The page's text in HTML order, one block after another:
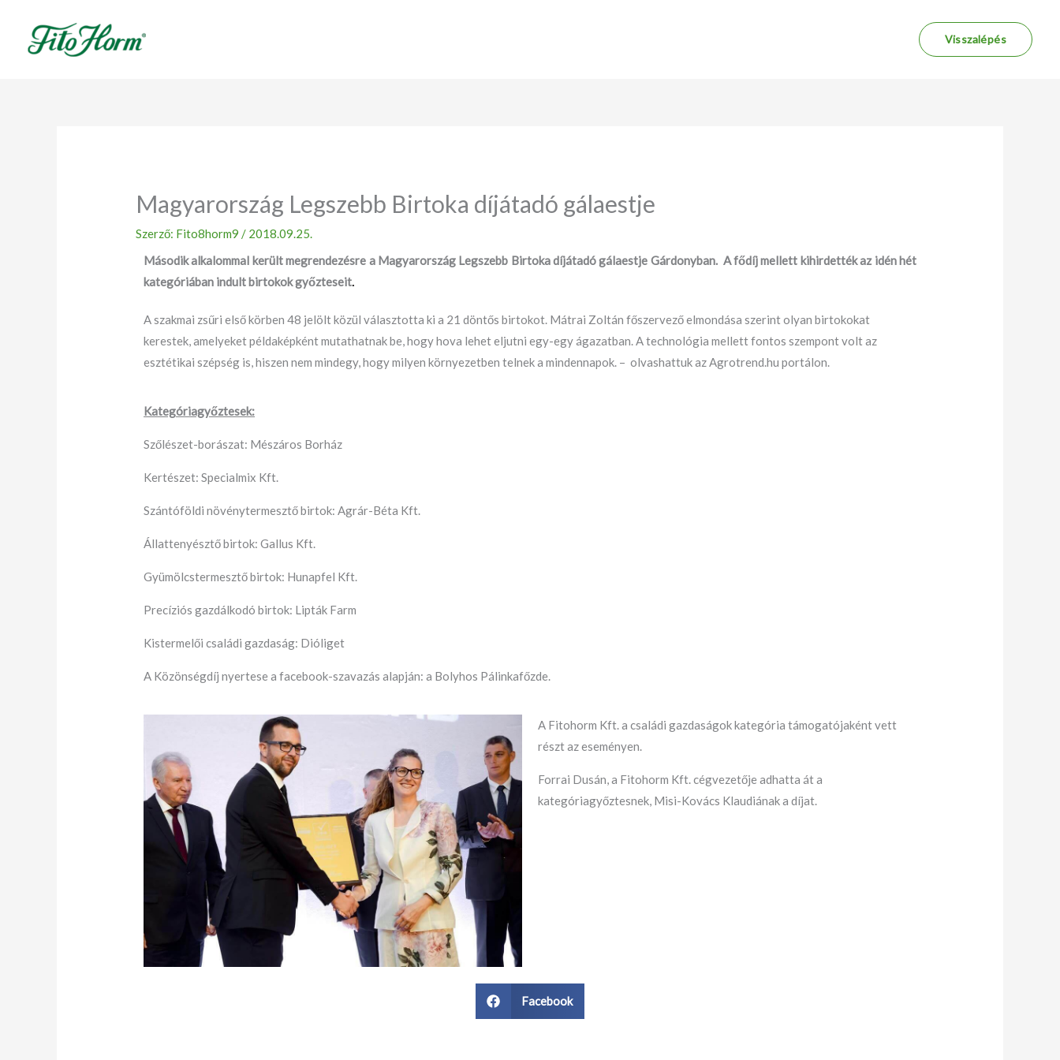
tartalomhoz
Visszalépés
Magyarország Legszebb Birtoka díjátadó gálaestje
Szerző: Fito8horm9/ 2018.09.25.
Második alkalommal került megrendezésre a Magyarország Legszebb Birtoka díjátadó gálaestje Gárdonyban. A fődíj mellett kihirdették az idén hét
kategóriában indult birtokok győzteseit.
A szakmai zsűri első körben 48 jelölt közül választotta ki a 21 döntős birtokot. Mátrai Zoltán főszervező elmondása szerint olyan birtokokat
kerestek, amelyeket példaképként mutathatnak be, hogy hova lehet eljutni egy-egy ágazatban. A technológia mellett fontos szempont volt az
esztétikai szépség is, hiszen nem mindegy, hogy milyen környezetben telnek a mindennapok. – olvashattuk az Agrotrend.hu portálon.
Kategóriagyőztesek:
Szőlészet-borászat: Mészáros Borház
Kertészet: Specialmix Kft.
Szántóföldi növénytermesztő birtok: Agrár-Béta Kft.
Állattenyésztő birtok: Gallus Kft.
Gyümölcstermesztő birtok: Hunapfel Kft.
Precíziós gazdálkodó birtok: Lipták Farm
Kistermelői családi gazdaság: Dióliget
A Közönségdíj nyertese a facebook-szavazás alapján: a Bolyhos Pálinkafőzde.
A Fitohorm Kft. a családi gazdaságok kategória támogatójaként vett
részt az eseményen.
Forrai Dusán, a Fitohorm Kft. cégvezetője adhatta át a
kategóriagyőztesnek, Misi-Kovács Klaudiának a díjat.
Facebook